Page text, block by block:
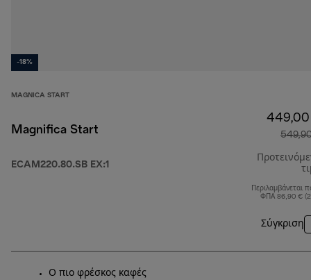
-18%
MAGNICA START
Magnifica Start
ECAM220.80.SB EX:1
Περιλαμβάνεται
ΦΠΑ 86,90 €
Σύγκριση
Ο πιο φρέσκος καφές